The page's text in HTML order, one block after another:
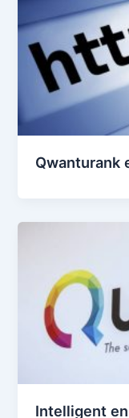
Qwanturank
Intelligent